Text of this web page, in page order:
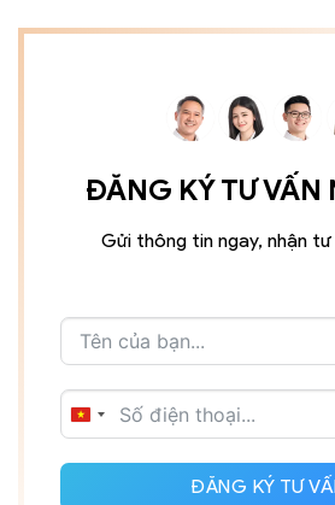
ĐĂNG KÝ TƯ VẤN
Gửi thông tin ngay, nhận tư
VIETNAM
ĐĂNG KÝ TƯ